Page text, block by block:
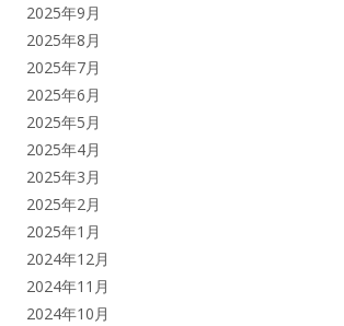
2025年9月
2025年8月
2025年7月
2025年6月
2025年5月
2025年4月
2025年3月
2025年2月
2025年1月
2024年12月
2024年11月
2024年10月